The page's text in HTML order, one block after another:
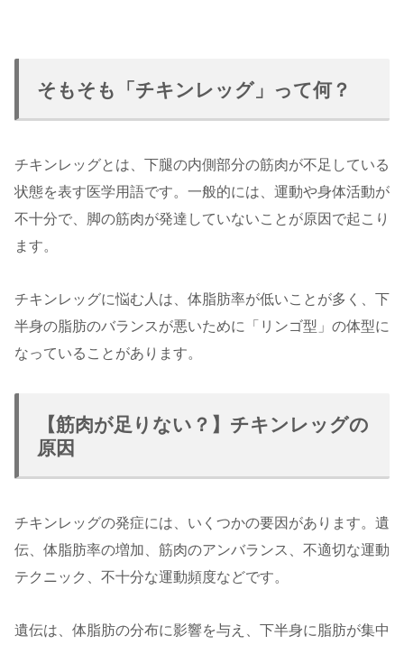
そもそも「チキンレッグ」って何？
チキンレッグとは、下腿の内側部分の筋肉が不足している
状態を表す医学用語です。一般的には、運動や身体活動が
不十分で、脚の筋肉が発達していないことが原因で起こり
ます。
チキンレッグに悩む人は、体脂肪率が低いことが多く、下
半身の脂肪のバランスが悪いために「リンゴ型」の体型に
なっていることがあります。
【筋肉が足りない？】チキンレッグの
原因
チキンレッグの発症には、いくつかの要因があります。遺
伝、体脂肪率の増加、筋肉のアンバランス、不適切な運動
テクニック、不十分な運動頻度などです。
遺伝は、体脂肪の分布に影響を与え、下半身に脂肪が集中